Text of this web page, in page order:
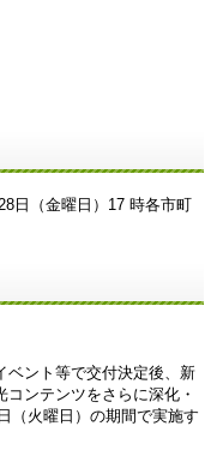
日（金曜日）17 時各市町
ント等で交付決定後、新
ンテンツをさらに深化・
（火曜日）の期間で実施す